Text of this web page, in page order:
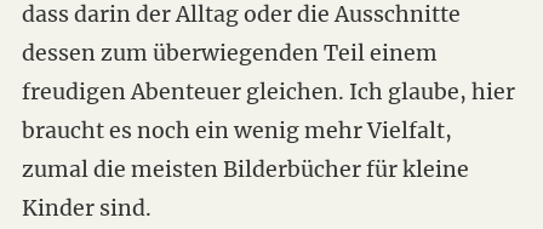
dass darin der Alltag oder die Ausschnitte
dessen zum überwiegenden Teil einem
freudigen Abenteuer gleichen. Ich glaube, hier
braucht es noch ein wenig mehr Vielfalt,
zumal die meisten Bilderbücher für kleine
Kinder sind.